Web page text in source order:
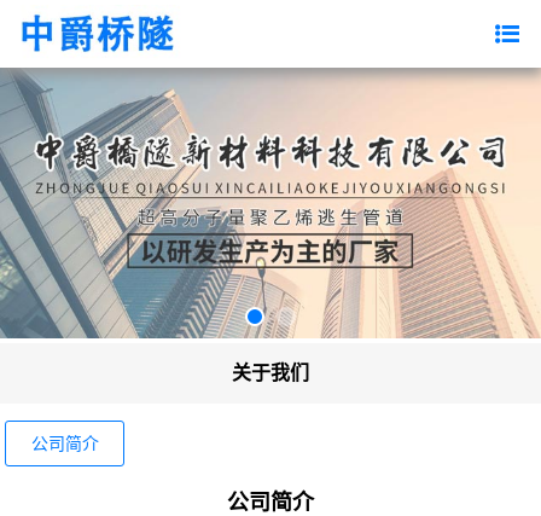
关于我们
公司简介
公司简介